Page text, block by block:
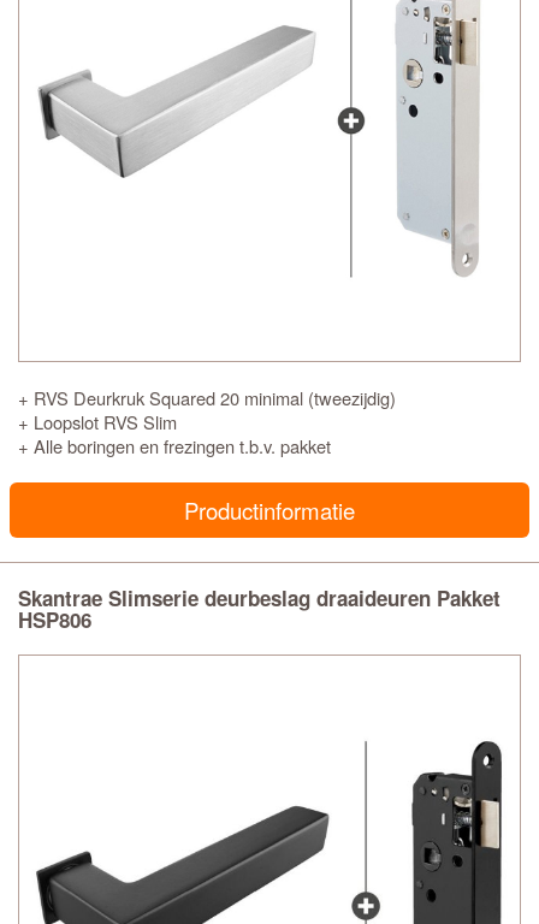
+ RVS Deurkruk Squared 20 minimal (tweezijdig)
+ Loopslot RVS Slim
+ Alle boringen en frezingen t.b.v. pakket
Productinformatie
Skantrae Slimserie deurbeslag draaideuren Pakket
HSP806